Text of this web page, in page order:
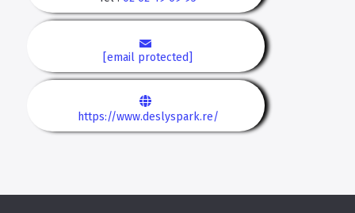
[email protected]
https://www.deslyspark.re/